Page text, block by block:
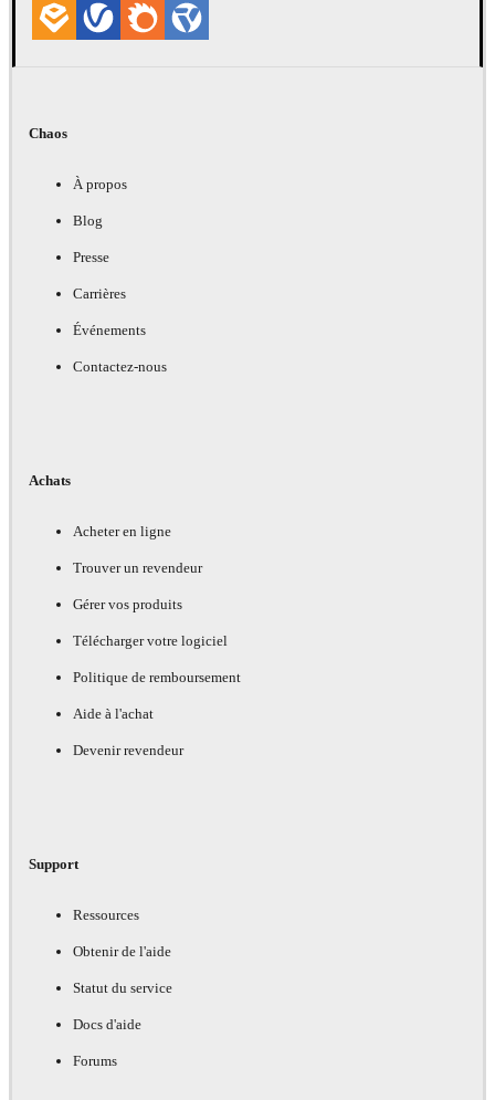
Chaos
À propos
Blog
Presse
Carrières
Événements
Contactez-nous
Achats
Acheter en ligne
Trouver un revendeur
Gérer vos produits
Télécharger votre logiciel
Politique de remboursement
Aide à l'achat
Devenir revendeur
Support
Ressources
Obtenir de l'aide
Statut du service
Docs d'aide
Forums